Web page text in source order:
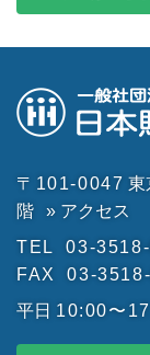
〒101-0047 東
階
» アクセス
TEL
03-
FAX
03-
平日 10:00〜